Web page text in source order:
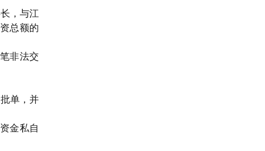
，与江
总额的
非法交
单，并
金私自